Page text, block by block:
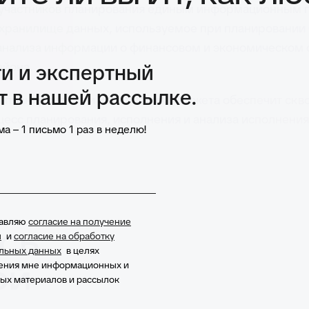
планирования единым информационным
данных, используемое при планировании
информации о финансовом и экономическом
и исполнения бюджета обеспечит
планирования, исполнения и анализа
и экспертный
в нашей рассылке.
– 1 письмо 1 раз в неделю!
согласие на получение
исогласие на обработку
данных в целях
мне информационных и
материалов и рассылок